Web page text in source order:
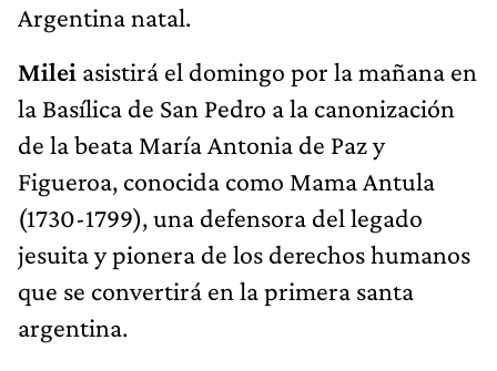
Argentina natal.
Milei asistirá el domingo por la mañana en
la Basílica de San Pedro a la canonización
de la beata María Antonia de Paz y
Figueroa, conocida como Mama Antula
(1730-1799), una defensora del legado
jesuita y pionera de los derechos humanos
que se convertirá en la primera santa
argentina.